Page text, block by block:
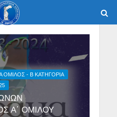
ΟΜΙΛΟΣ - Β ΚΑΤΗΓΟΡΙΑ
Α΄ ΟΜΙΛΟΥ